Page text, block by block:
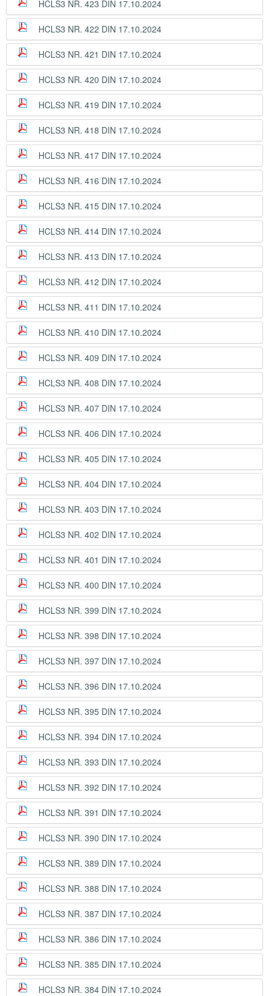
HCLS3 NR. 423 DIN 17.10.2024
HCLS3 NR. 422 DIN 17.10.2024
HCLS3 NR. 421 DIN 17.10.2024
HCLS3 NR. 420 DIN 17.10.2024
HCLS3 NR. 419 DIN 17.10.2024
HCLS3 NR. 418 DIN 17.10.2024
HCLS3 NR. 417 DIN 17.10.2024
HCLS3 NR. 416 DIN 17.10.2024
HCLS3 NR. 415 DIN 17.10.2024
HCLS3 NR. 414 DIN 17.10.2024
HCLS3 NR. 413 DIN 17.10.2024
HCLS3 NR. 412 DIN 17.10.2024
HCLS3 NR. 411 DIN 17.10.2024
HCLS3 NR. 410 DIN 17.10.2024
HCLS3 NR. 409 DIN 17.10.2024
HCLS3 NR. 408 DIN 17.10.2024
HCLS3 NR. 407 DIN 17.10.2024
HCLS3 NR. 406 DIN 17.10.2024
HCLS3 NR. 405 DIN 17.10.2024
HCLS3 NR. 404 DIN 17.10.2024
HCLS3 NR. 403 DIN 17.10.2024
HCLS3 NR. 402 DIN 17.10.2024
HCLS3 NR. 401 DIN 17.10.2024
HCLS3 NR. 400 DIN 17.10.2024
HCLS3 NR. 399 DIN 17.10.2024
HCLS3 NR. 398 DIN 17.10.2024
HCLS3 NR. 397 DIN 17.10.2024
HCLS3 NR. 396 DIN 17.10.2024
HCLS3 NR. 395 DIN 17.10.2024
HCLS3 NR. 394 DIN 17.10.2024
HCLS3 NR. 393 DIN 17.10.2024
HCLS3 NR. 392 DIN 17.10.2024
HCLS3 NR. 391 DIN 17.10.2024
HCLS3 NR. 390 DIN 17.10.2024
HCLS3 NR. 389 DIN 17.10.2024
HCLS3 NR. 388 DIN 17.10.2024
HCLS3 NR. 387 DIN 17.10.2024
HCLS3 NR. 386 DIN 17.10.2024
HCLS3 NR. 385 DIN 17.10.2024
HCLS3 NR. 384 DIN 17.10.2024